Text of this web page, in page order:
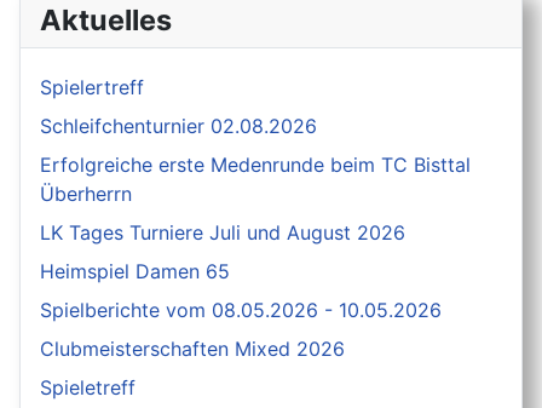
Aktuelles
Spielertreff
Schleifchenturnier 02.08.2026
Erfolgreiche erste Medenrunde beim TC Bisttal
Überherrn
LK Tages Turniere Juli und August 2026
Heimspiel Damen 65
Spielberichte vom 08.05.2026 - 10.05.2026
Clubmeisterschaften Mixed 2026
Spieletreff